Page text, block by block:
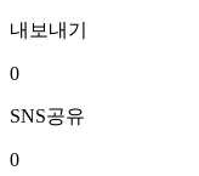
내보내기
0
SNS공유
0